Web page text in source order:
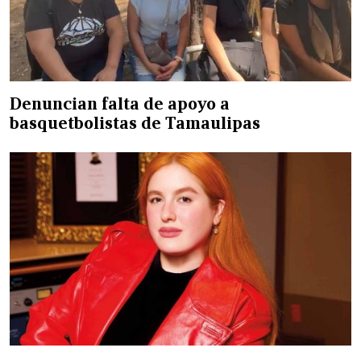
Denuncian falta de apoyo a
basquetbolistas de Tamaulipas